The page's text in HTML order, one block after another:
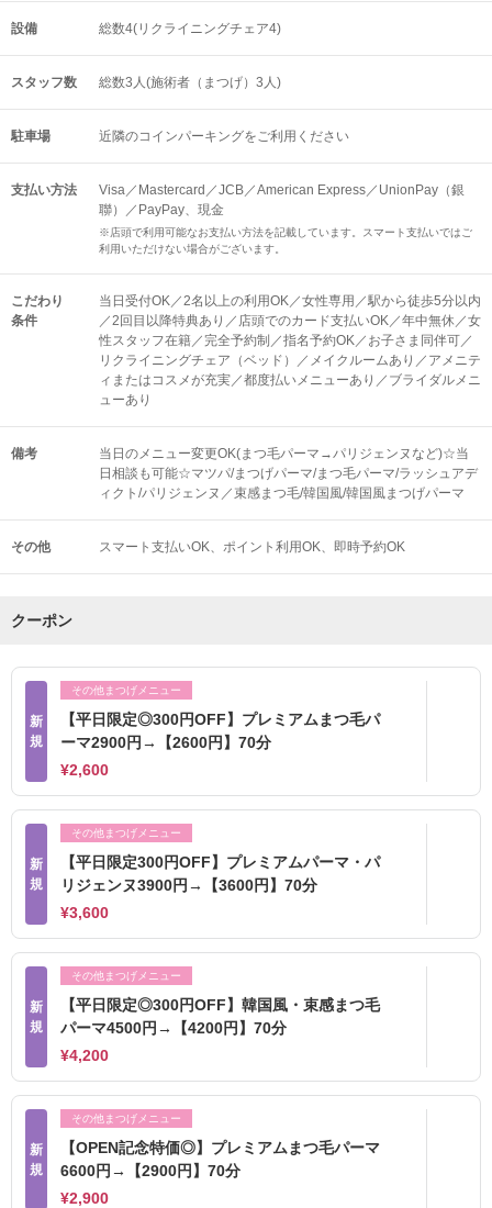
設備 総数4(リクライニングチェア4)
スタッフ数 総数3人(施術者（まつげ）3人)
駐車場 近隣のコインパーキングをご利用ください
支払い方法
Visa／Mastercard／JCB／American Express／UnionPay（銀
聯）／PayPay、現金
※店頭で利用可能なお支払い方法を記載しています。スマート支払いではご
利用いただけない場合がございます。
こだわり
条件
当日受付OK／2名以上の利用OK／女性専用／駅から徒歩5分以内
／2回目以降特典あり／店頭でのカード支払いOK／年中無休／女
性スタッフ在籍／完全予約制／指名予約OK／お子さま同伴可／
リクライニングチェア（ベッド）／メイクルームあり／アメニテ
ィまたはコスメが充実／都度払いメニューあり／ブライダルメニ
ューあり
備考
当日のメニュー変更OK(まつ毛パーマ→パリジェンヌなど)☆当
日相談も可能☆マツパ/まつげパーマ/まつ毛パーマ/ラッシュアデ
ィクト/パリジェンヌ／束感まつ毛/韓国風/韓国風まつげパーマ
その他 スマート支払いOK ポイント利用OK 即時予約OK
クーポン
新
規
その他まつげメニュー
【平日限定◎300円OFF】プレミアムまつ毛パ
ーマ2900円→【2600円】70分
¥2,600
新
規
その他まつげメニュー
【平日限定300円OFF】プレミアムパーマ・パ
リジェンヌ3900円→【3600円】70分
¥3,600
新
規
その他まつげメニュー
【平日限定◎300円OFF】韓国風・束感まつ毛
パーマ4500円→【4200円】70分
¥4,200
新
規
その他まつげメニュー
【OPEN記念特価◎】プレミアムまつ毛パーマ
6600円→【2900円】70分
¥2,900